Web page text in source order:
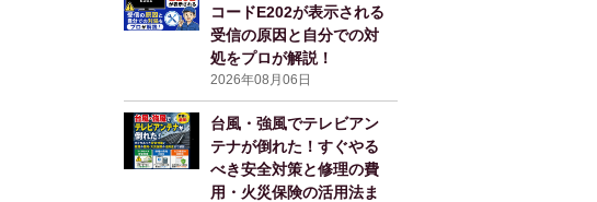
コードE202が表示される
受信の原因と自分での対
処をプロが解説！
2026年08月06日
台風・強風でテレビアン
テナが倒れた！すぐやる
べき安全対策と修理の費
用・火災保険の活用法ま